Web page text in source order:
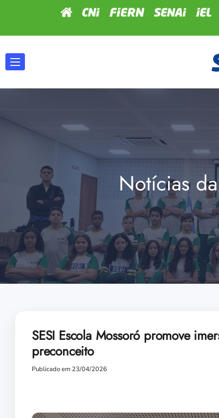
Notícias
SESI Escola Mossoró promove
preconceito
Publicado em 23/04/2026